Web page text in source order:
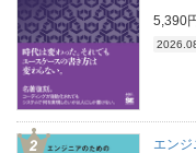
5,390
エン